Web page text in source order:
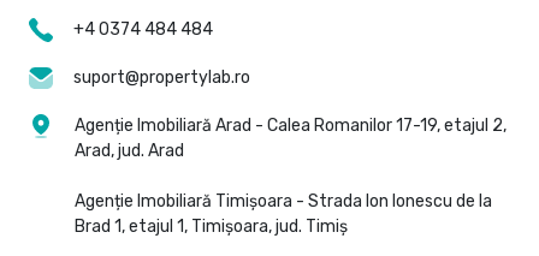
+4 0374 484 484
suport@propertylab.ro
Agenție Imobiliară Arad - Calea Romanilor 17-19, etajul 2,
Arad, jud. Arad
Agenție Imobiliară Timișoara - Strada Ion Ionescu de la
Brad 1, etajul 1, Timișoara, jud. Timiș